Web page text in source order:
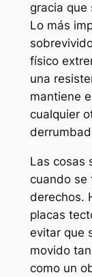
gracia que
Lo más
físico
una
mantiene
cualquier
Las cosas
cuando se
derechos.
placas
evitar que
movido
como un